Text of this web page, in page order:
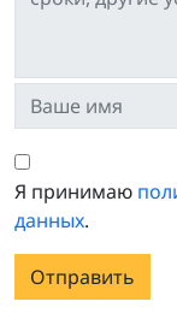
Я принимаю
данных.
Отправить